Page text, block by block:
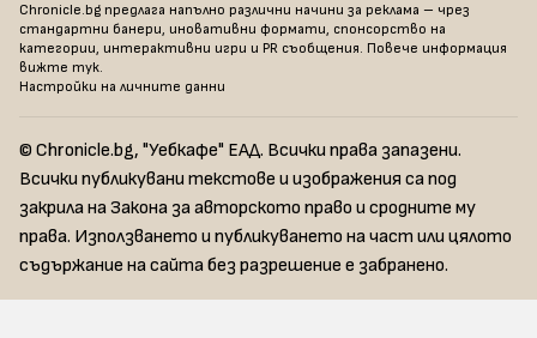
Chronicle.bg предлага напълно различни начини за реклама – чрез
стандартни банери, иновативни формати, спонсорство на
категории, интерактивни игри и PR съобщения. Повече информация
вижте тук.
Настройки на личните данни
© Chronicle.bg, "Уебкафе" ЕАД. Всички права запазени.
Всички публикувани текстове и изображения са под
закрила на Закона за авторското право и сродните му
права. Използването и публикуването на част или цялото
съдържание на сайта без разрешение е забранено.